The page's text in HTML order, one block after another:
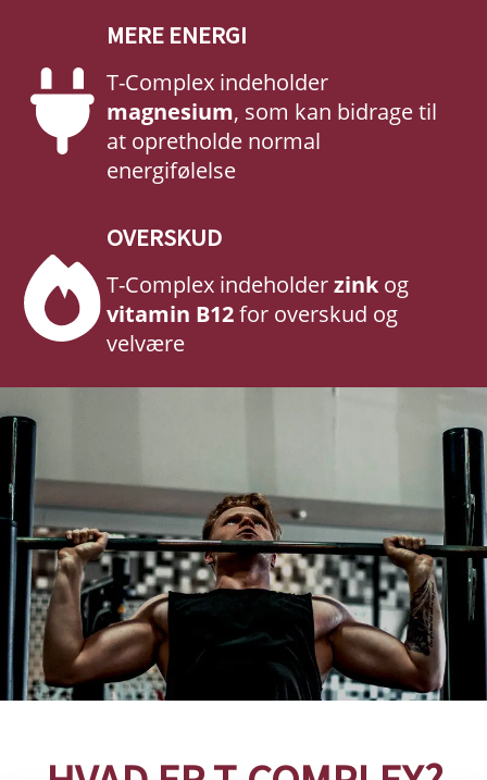
MERE ENERGI
T-Complex indeholder
magnesium, som kan bidrage til
at opretholde normal
energifølelse
OVERSKUD
T-Complex indeholderzinkog
vitamin B12for overskud og
velvære